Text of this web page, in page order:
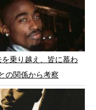
乗り越え、皆に慕わ
の関係から考察